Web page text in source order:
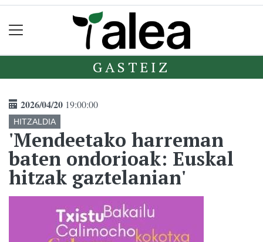
GASTEIZ
2026/04/20 19:00:00
HITZALDIA
'Mendeetako harreman
baten ondorioak: Euskal
hitzak gaztelanian'